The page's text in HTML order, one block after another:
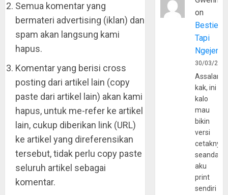
Semua komentar yang
bermateri advertising (iklan) dan
spam akan langsung kami
hapus.
Komentar yang berisi cross
posting dari artikel lain (copy
paste dari artikel lain) akan kami
hapus, untuk me-refer ke artikel
lain, cukup diberikan link (URL)
ke artikel yang direferensikan
tersebut, tidak perlu copy paste
seluruh artikel sebagai
komentar.
on
Bestie
Tapi
30/03/
kak, ini
kalo
mau
bikin
versi
cetaknya
aku
print
sendiri